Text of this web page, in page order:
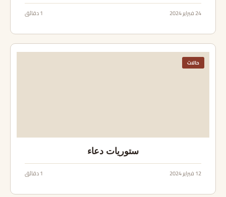
24 فبراير 2024 1 دقائق
حالات
ستوريات دعاء
12 فبراير 2024 1 دقائق